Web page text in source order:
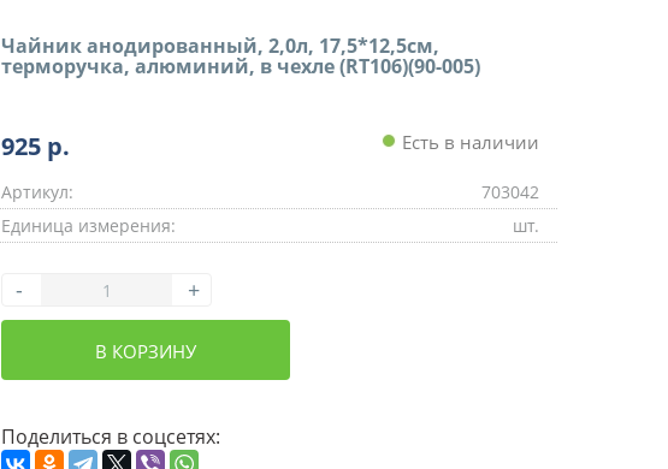
Чайник анодированный, 2,0л, 17,5*12,5см,
терморучка, алюминий, в чехле (RT106)(90-005)
925 р. Есть в наличии
Артикул:
703042
Единица измерения:
шт.
- +
В КОРЗИНУ
Поделиться в соцсетях: